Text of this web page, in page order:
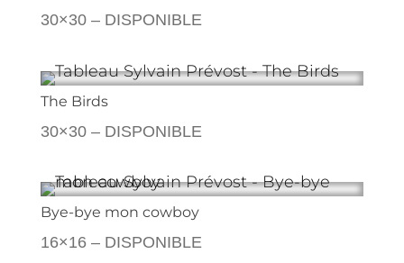
30×30 – DISPONIBLE
The Birds
30×30 – DISPONIBLE
Bye-bye mon cowboy
16×16 – DISPONIBLE